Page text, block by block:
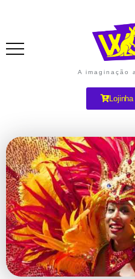
A imaginação
Lojinha